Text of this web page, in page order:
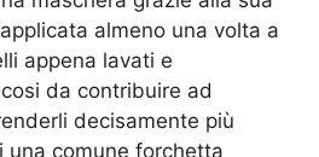
almeno una volta a
appena lavati e
da contribuire ad
decisamente più
una comune forchetta